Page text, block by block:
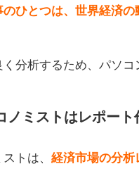
ひとつは、世界経済
分析するため、パソコ
ノミストはレポー
ストは、経済市場の分析